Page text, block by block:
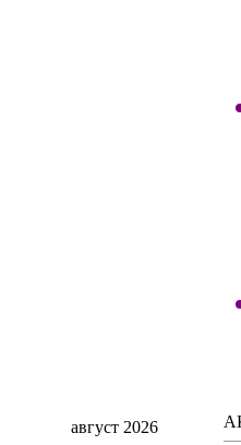
август 2026